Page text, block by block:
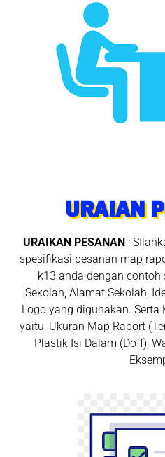
URAIAN
URAIKAN PESANAN :
spesifikasi pesanan map
k13 anda dengan
Sekolah, Alamat Sekolah,
Logo yang digunakan.
yaitu, Ukuran Map Raport
Plastik Isi Dalam (Doff),